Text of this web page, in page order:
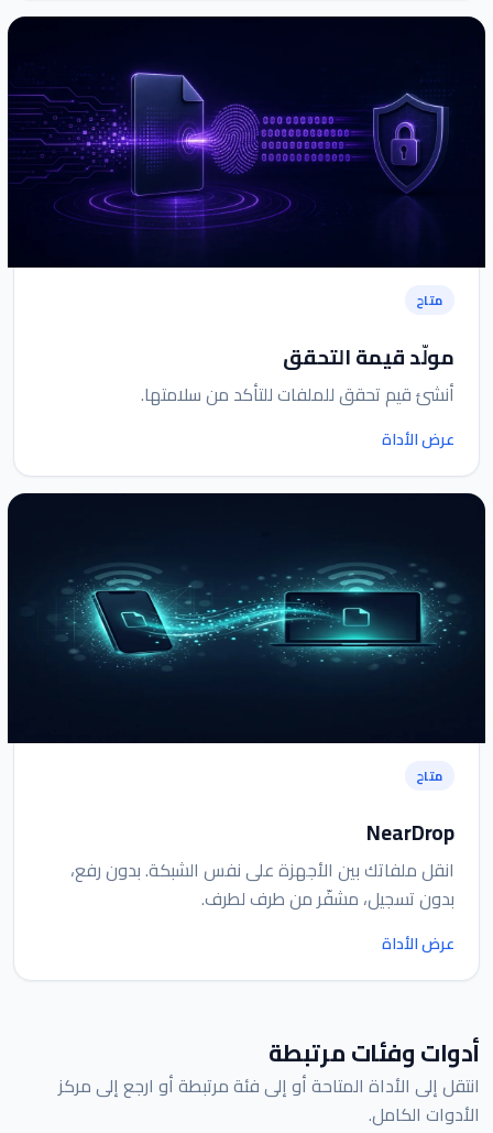
متاح
مولّد قيمة التحقق
أنشئ قيم تحقق للملفات للتأكد من سلامتها.
عرض الأداة
متاح
NearDrop
انقل ملفاتك بين الأجهزة على نفس الشبكة. بدون رفع،
بدون تسجيل، مشفّر من طرف لطرف.
عرض الأداة
أدوات وفئات مرتبطة
انتقل إلى الأداة المتاحة أو إلى فئة مرتبطة أو ارجع إلى مركز
الأدوات الكامل.